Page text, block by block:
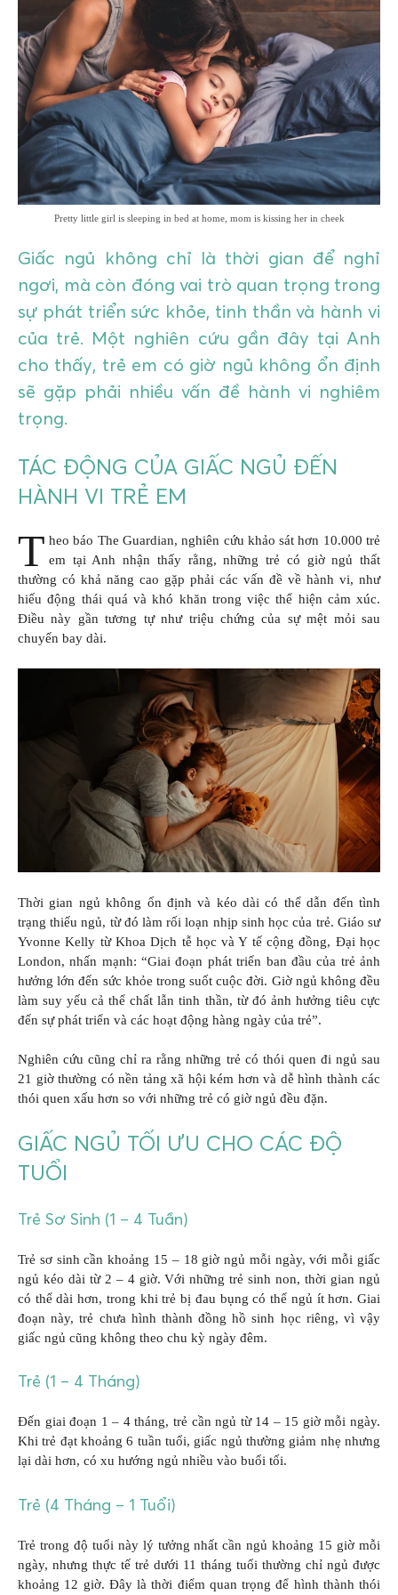
GIÁO DỤC
KỲ NGHỈ & ĐIỂM ĐẾN
QUÀ TẶNG & SỰ KIỆN
LIÊN HỆ
Pretty little girl is sleeping in bed at home, mom is kissing her in cheek
Giấc ngủ không chỉ là thời gian để nghỉ
ngơi, mà còn đóng vai trò quan trọng trong
sự phát triển sức khỏe, tinh thần và hành vi
của trẻ. Một nghiên cứu gần đây tại Anh
cho thấy, trẻ em có giờ ngủ không ổn định
sẽ gặp phải nhiều vấn đề hành vi nghiêm
trọng.
TÁC ĐỘNG CỦA GIẤC NGỦ ĐẾN
HÀNH VI TRẺ EM
T heo báo The Guardian, nghiên cứu khảo sát hơn 10.000 trẻ
em tại Anh nhận thấy rằng, những trẻ có giờ ngủ thất
thường có khả năng cao gặp phải các vấn đề về hành vi, như
hiếu động thái quá và khó khăn trong việc thể hiện cảm xúc.
Điều này gần tương tự như triệu chứng của sự mệt mỏi sau
chuyến bay dài.
Thời gian ngủ không ổn định và kéo dài có thể dẫn đến tình
trạng thiếu ngủ, từ đó làm rối loạn nhịp sinh học của trẻ. Giáo sư
Yvonne Kelly từ Khoa Dịch tễ học và Y tế cộng đồng, Đại học
London, nhấn mạnh: “Giai đoạn phát triển ban đầu của trẻ ảnh
hưởng lớn đến sức khỏe trong suốt cuộc đời. Giờ ngủ không đều
làm suy yếu cả thể chất lẫn tinh thần, từ đó ảnh hưởng tiêu cực
đến sự phát triển và các hoạt động hàng ngày của trẻ”.
Nghiên cứu cũng chỉ ra rằng những trẻ có thói quen đi ngủ sau
21 giờ thường có nền tảng xã hội kém hơn và dễ hình thành các
thói quen xấu hơn so với những trẻ có giờ ngủ đều đặn.
GIẤC NGỦ TỐI ƯU CHO CÁC ĐỘ
TUỔI
Trẻ Sơ Sinh (1 – 4 Tuần)
Trẻ sơ sinh cần khoảng 15 – 18 giờ ngủ mỗi ngày, với mỗi giấc
ngủ kéo dài từ 2 – 4 giờ. Với những trẻ sinh non, thời gian ngủ
có thể dài hơn, trong khi trẻ bị đau bụng có thể ngủ ít hơn. Giai
đoạn này, trẻ chưa hình thành đồng hồ sinh học riêng, vì vậy
giấc ngủ cũng không theo chu kỳ ngày đêm.
Trẻ (1 – 4 Tháng)
Đến giai đoạn 1 – 4 tháng, trẻ cần ngủ từ 14 – 15 giờ mỗi ngày.
Khi trẻ đạt khoảng 6 tuần tuổi, giấc ngủ thường giảm nhẹ nhưng
lại dài hơn, có xu hướng ngủ nhiều vào buổi tối.
Trẻ (4 Tháng – 1 Tuổi)
Trẻ trong độ tuổi này lý tưởng nhất cần ngủ khoảng 15 giờ mỗi
ngày, nhưng thực tế trẻ dưới 11 tháng tuổi thường chỉ ngủ được
khoảng 12 giờ. Đây là thời điểm quan trọng để hình thành thói